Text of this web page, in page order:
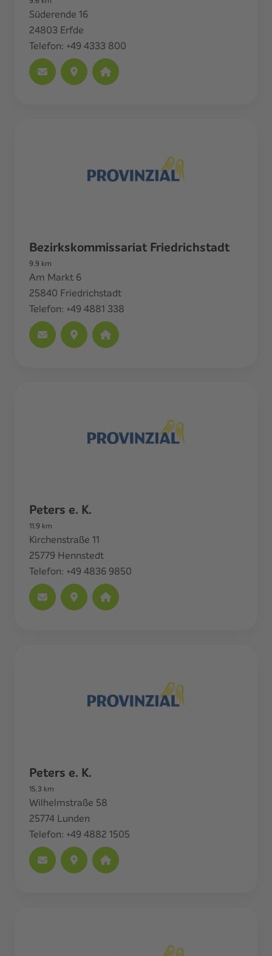
Süderende 16
24803 Erfde
Telefon: +49 4333 800
Bezirkskommissariat Friedrichstadt
9.9 km
Am Markt 6
25840 Friedrichstadt
Telefon: +49 4881 338
Peters e. K.
11.9 km
Kirchenstraße 11
25779 Hennstedt
Telefon: +49 4836 9850
Peters e. K.
15.3 km
Wilhelmstraße 58
25774 Lunden
Telefon: +49 4882 1505